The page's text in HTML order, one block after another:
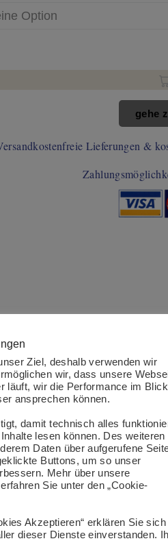
gehe
Lieferungen &
Monogramm aufgestickt
Zusätzliche Information
Ziel, deshalb verwenden wir
wir, dass unsere
läuft, wir die Performance im Blick
ansprechen können.
damit technisch alles
lesen können. Des weiteren
Daten über aufgerufene
Buttons, um so unser
Mehr über unsere
Sie unter den „Cookie-
Akzeptieren“ erklären Sie sich
dieser Dienste einverstanden.